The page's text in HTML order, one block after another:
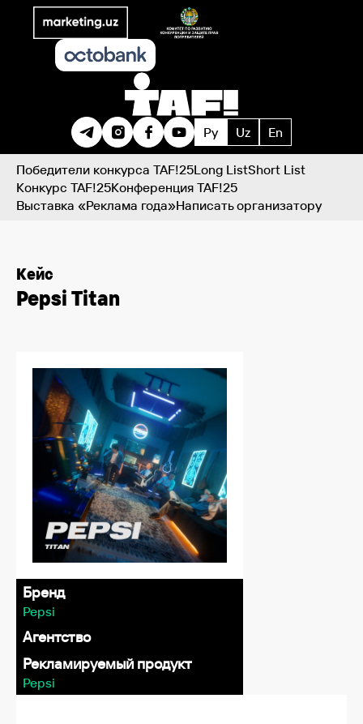
Ру Uz En
Победители конкурса TAF!25Long ListShort List
Конкурс TAF!25Конференция TAF!25
Выставка «Реклама года»Написать организатору
Кейс
Pepsi Titan
Бренд
Pepsi
Агентство
Рекламируемый продукт
Pepsi